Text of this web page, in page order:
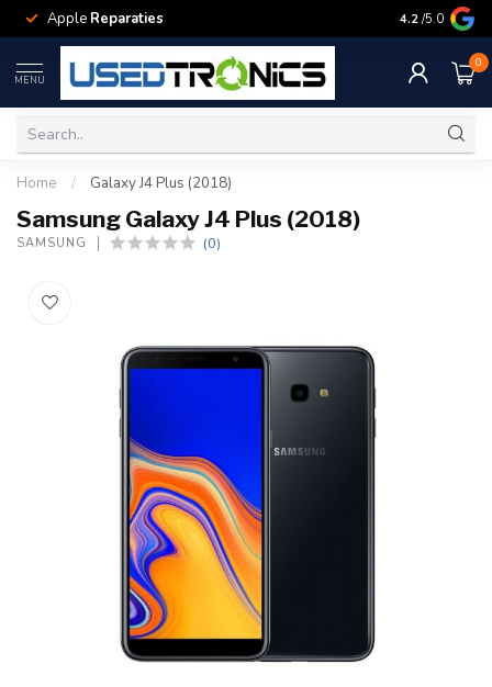
Apple Reparaties Samsung
4.2 /5.0
MENU
0
Home / Galaxy J4 Plus (2018)
Samsung Galaxy J4 Plus (2018)
SAMSUNG (0)